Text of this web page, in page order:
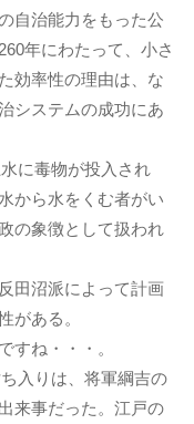
自治能力をもった公
年にわたって、小さ
効率性の理由は、な
システムの成功にあ
に毒物が投入され
から水をくむ者がい
の象徴として扱われ
田沼派によって計画
がある。
すね・・・。
入りは、将軍綱吉の
来事だった。江戸の